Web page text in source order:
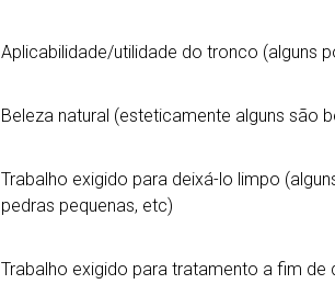
Aplicabilidade/utilidade do tronco (alguns
Beleza natural (esteticamente alguns são
Trabalho exigido para deixá-lo limpo
pedras pequenas, etc)
Trabalho exigido para tratamento a fim